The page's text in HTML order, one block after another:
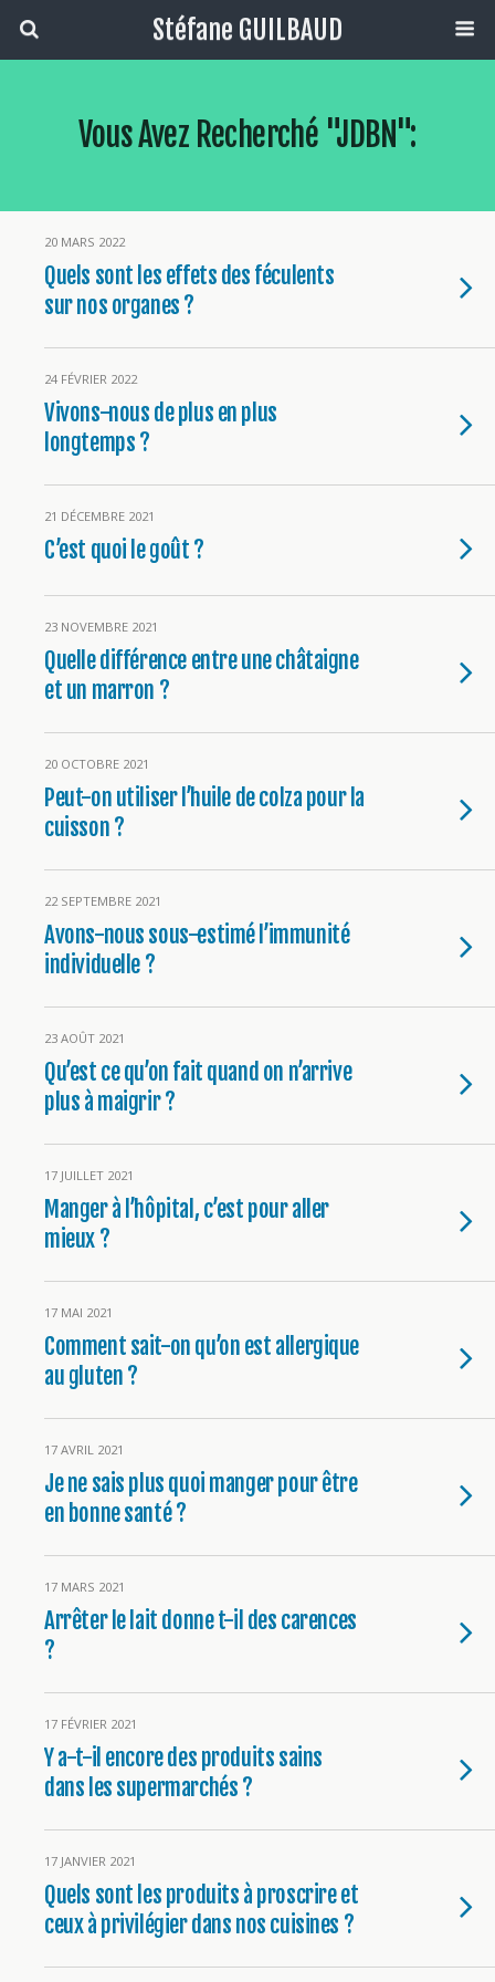
Stéfane GUILBAUD
Vous Avez Recherché "JDBN":
20 MARS 2022
Quels sont les effets des féculents
sur nos organes ?
24 FÉVRIER 2022
Vivons-nous de plus en plus
longtemps ?
21 DÉCEMBRE 2021
C’est quoi le goût ?
23 NOVEMBRE 2021
Quelle différence entre une châtaigne
et un marron ?
20 OCTOBRE 2021
Peut-on utiliser l’huile de colza pour la
cuisson ?
22 SEPTEMBRE 2021
Avons-nous sous-estimé l’immunité
individuelle ?
23 AOÛT 2021
Qu’est ce qu’on fait quand on n’arrive
plus à maigrir ?
17 JUILLET 2021
Manger à l’hôpital, c’est pour aller
mieux ?
17 MAI 2021
Comment sait-on qu’on est allergique
au gluten ?
17 AVRIL 2021
Je ne sais plus quoi manger pour être
en bonne santé ?
17 MARS 2021
Arrêter le lait donne t-il des carences
?
17 FÉVRIER 2021
Y a-t-il encore des produits sains
dans les supermarchés ?
17 JANVIER 2021
Quels sont les produits à proscrire et
ceux à privilégier dans nos cuisines ?